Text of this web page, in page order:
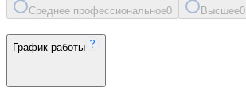
Среднее профессиональное0 Высшее0
График работы